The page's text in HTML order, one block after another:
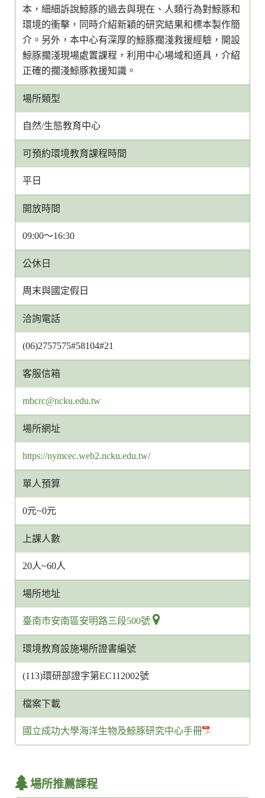
本，細細訴說鯨豚的過去與現在、人類行為對鯨豚和
環境的衝擊，同時介紹新穎的研究結果和標本製作簡
介。另外，本中心有深厚的鯨豚擱淺救援經驗，開設
鯨豚擱淺現場處置課程，利用中心場域和道具，介紹
正確的擱淺鯨豚救援知識。
場所類型
自然/生態教育中心
可預約環境教育課程時間
平日
開放時間
09:00～16:30
公休日
周末與國定假日
洽詢電話
(06)2757575#58104#21
客服信箱
客
服
信
網
址
mbcrc@ncku.edu.tw
場所網址
https://nymcec.web2.ncku.edu.tw/
單人預算
0元~0元
上課人數
20人~60人
場所地址
臺南市安南區安明路三段500號
環境教育設施場所證書編號
(113)環研部證字第EC112002號
檔案下載
國立成功大學海洋生物及鯨豚研究中心手冊
場所推薦課程